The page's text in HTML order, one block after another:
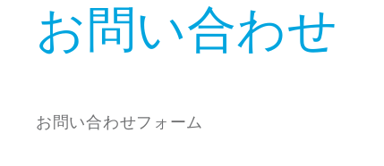
お問い合わせ
お問い合わせフォーム